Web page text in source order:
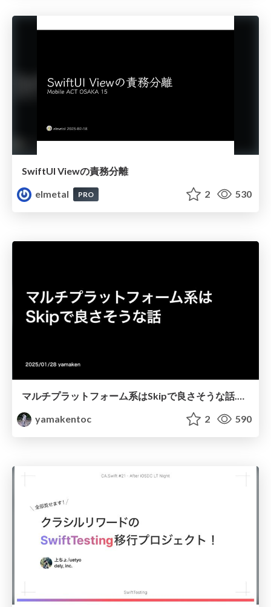
SwiftUI Viewの責務分離
elmetal
PRO 2 530
マルチプラットフォーム系はSkipで良さそうな話.pdf
yamakentoc
2 590